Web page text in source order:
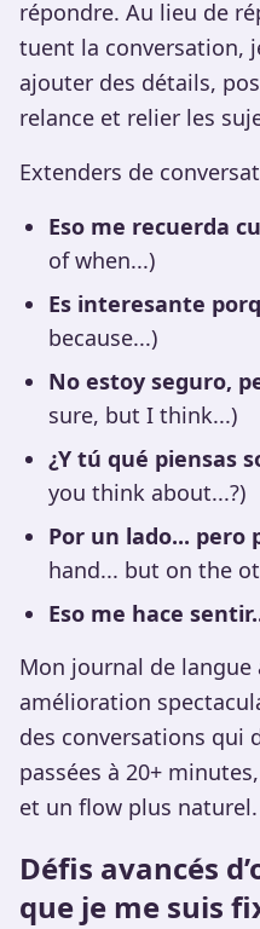
répondre. Au lieu de
tuent la conversation,
ajouter des détails,
relance et relier les
Extenders de
Eso me recuerda
of when...)
Es interesante
because...)
No estoy seguro,
sure, but I think...)
¿Y tú qué piensas
you think about...?)
Por un lado... pero
hand... but on the
Eso me hace
Mon journal de
amélioration
des conversations qui
passées à 20+
et un flow plus naturel.
Défis avancés
que je me suis